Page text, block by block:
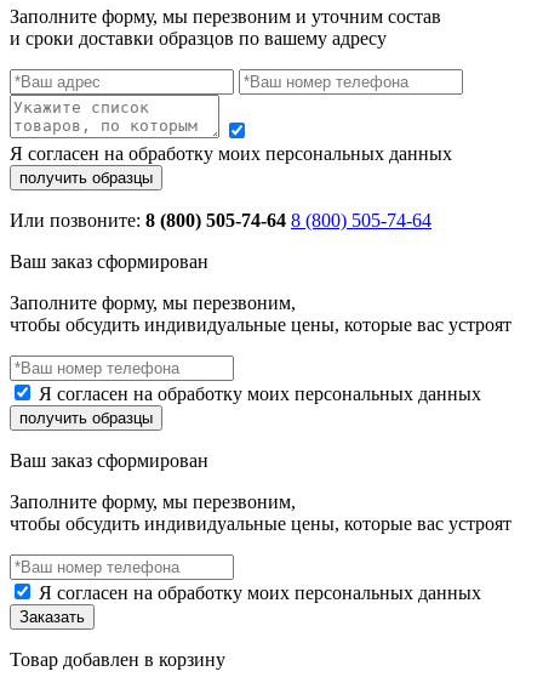
Заполните форму, мы перезвоним и уточним состав
и сроки доставки образцов по вашему адресу
Я согласен на обработку моих персональных данных
Или позвоните: 8 (800) 505-74-64 8 (800) 505-74-64
Ваш заказ сформирован
Заполните форму, мы перезвоним,
чтобы обсудить индивидуальные цены, которые вас устроят
Я согласен на обработку моих персональных данных
Ваш заказ сформирован
Заполните форму, мы перезвоним,
чтобы обсудить индивидуальные цены, которые вас устроят
Я согласен на обработку моих персональных данных
Товар добавлен в корзину